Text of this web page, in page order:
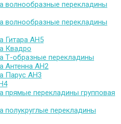
волнообразные перекладины
волнообразные перекладины
Гитара АН5
Квадро
Т-образные перекладины
Антенна АН2
Парус АН3
прямые перекладины групповая
полукруглые перекладины